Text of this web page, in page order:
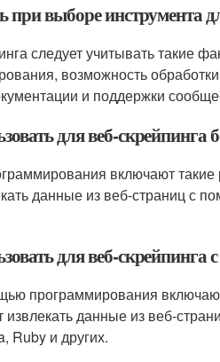
выборе инструмента
следует учитывать такие
возможность
и поддержки
для веб-скрейпинга
включают
данные из веб-страниц с
для веб-
программирования
данные из веб-
Ruby и других.